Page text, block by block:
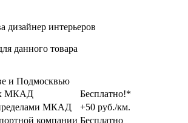
дизайнер интерьеров
данного товара
и Подмосквью
МКАД
Бесплатно!*
МКАД
+50 руб./км.
компании Бесплатно